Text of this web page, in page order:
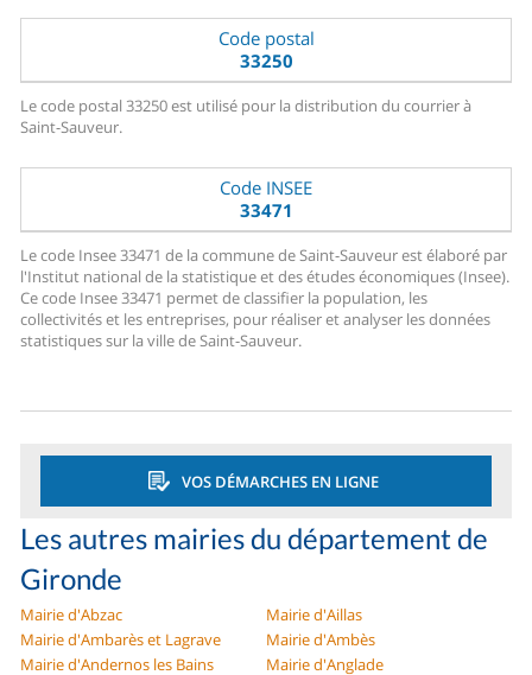
Code postal
33250
Le code postal 33250 est utilisé pour la distribution du courrier à
Saint-Sauveur.
Code INSEE
33471
Le code Insee 33471 de la commune de Saint-Sauveur est élaboré par
l'Institut national de la statistique et des études économiques (Insee).
Ce code Insee 33471 permet de classifier la population, les
collectivités et les entreprises, pour réaliser et analyser les données
statistiques sur la ville de Saint-Sauveur.
VOS DÉMARCHES EN LIGNE
Les autres mairies du département de
Gironde
Mairie d'Abzac
Mairie d'Aillas
Mairie d'Ambarès et Lagrave
Mairie d'Ambès
Mairie d'Andernos les Bains
Mairie d'Anglade